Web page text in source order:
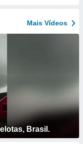
Mais Vídeos
Brasil.